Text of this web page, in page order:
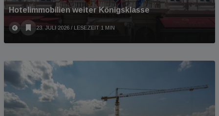
Hotelimmobilien weiter Königsklasse
23. JULI 2026 / LESEZEIT 1 MIN